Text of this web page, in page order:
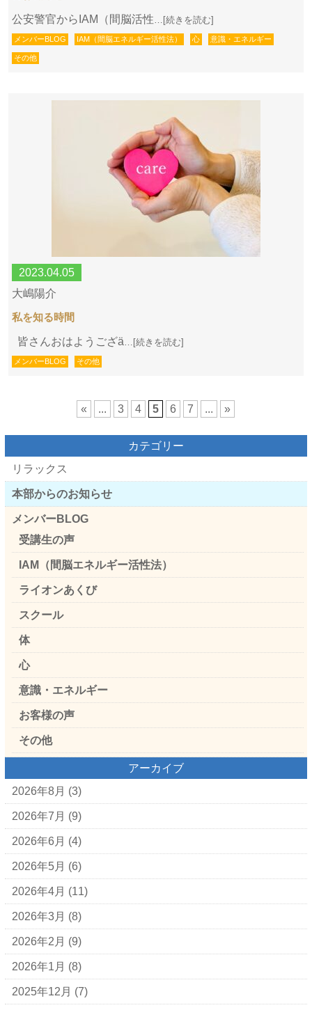
公安警官からIAM（間脳活性 …[続きを読む]
メンバーBLOG IAM（間脳エネルギー活性法） 心 意識・エネルギー
その他
2023.04.05
大嶋陽介
私を知る時間
皆さんおはようござӓ …[続きを読む]
メンバーBLOG その他
« ... 3 4 5 6 7 ... »
カテゴリー
リラックス
本部からのお知らせ
メンバーBLOG
受講生の声
IAM（間脳エネルギー活性法）
ライオンあくび
スクール
体
心
意識・エネルギー
お客様の声
その他
アーカイブ
2026年8月 (3)
2026年7月 (9)
2026年6月 (4)
2026年5月 (6)
2026年4月 (11)
2026年3月 (8)
2026年2月 (9)
2026年1月 (8)
2025年12月 (7)